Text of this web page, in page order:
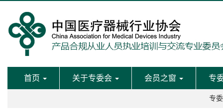
首页 关于专委会 会员之窗 专
专